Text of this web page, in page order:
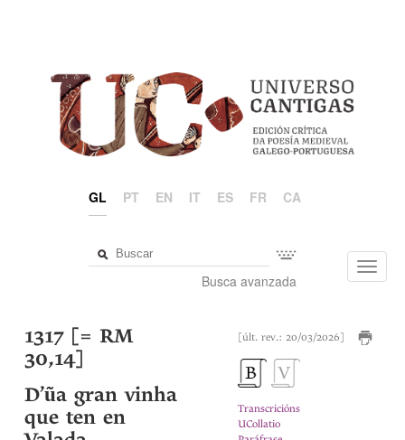
GL PT EN IT ES FR CA
Busca avanzada
[últ. rev.: 20/03/2026]
Transcricións
UCollatio
1317 [= RM
30,14]
D’ũa gran vinha
que ten en